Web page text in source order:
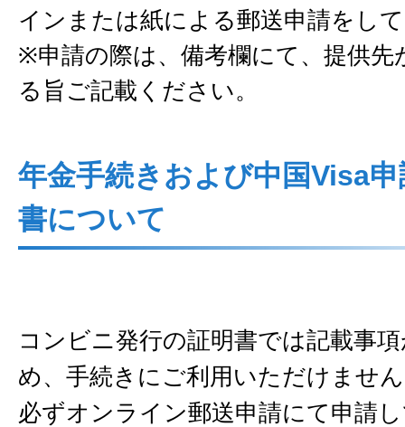
インまたは紙による郵送申請をし
※申請の際は、備考欄にて、提供先
る旨ご記載ください。
年金手続きおよび中国Visa
書について
コンビニ発行の証明書では記載事
め、手続きにご利用いただけません
必ずオンライン郵送申請にて申請